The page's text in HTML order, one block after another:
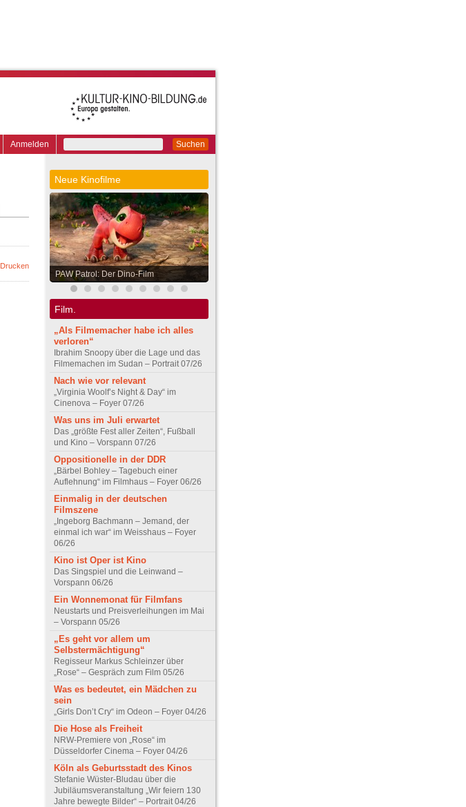
Suchen
Anmelden
Drucken
Neue Kinofilme
PAW Patrol: Der Dino-Film
Film.
„Als Filmemacher habe ich alles
verloren“
Ibrahim Snoopy über die Lage und das
Filmemachen im Sudan – Portrait 07/26
Nach wie vor relevant
„Virginia Woolf’s Night & Day“ im
Cinenova – Foyer 07/26
Was uns im Juli erwartet
Das „größte Fest aller Zeiten“, Fußball
und Kino – Vorspann 07/26
Oppositionelle in der DDR
„Bärbel Bohley – Tagebuch einer
Auflehnung“ im Filmhaus – Foyer 06/26
Einmalig in der deutschen
Filmszene
„Ingeborg Bachmann – Jemand, der
einmal ich war“ im Weisshaus – Foyer
06/26
Kino ist Oper ist Kino
Das Singspiel und die Leinwand –
Vorspann 06/26
Ein Wonnemonat für Filmfans
Neustarts und Preisverleihungen im Mai
– Vorspann 05/26
„Es geht vor allem um
Selbstermächtigung“
Regisseur Markus Schleinzer über
„Rose“ – Gespräch zum Film 05/26
Was es bedeutet, ein Mädchen zu
sein
„Girls Don’t Cry“ im Odeon – Foyer 04/26
Die Hose als Freiheit
NRW-Premiere von „Rose“ im
Düsseldorfer Cinema – Foyer 04/26
Köln als Geburtsstadt des Kinos
Stefanie Wüster-Bludau über die
Jubiläumsveranstaltung „Wir feiern 130
Jahre bewegte Bilder“ – Portrait 04/26